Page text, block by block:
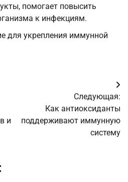
помогает повысить
к инфекциям.
для укрепления иммунной
и
Следующая:
Как антиоксиданты
поддерживают иммунную
систему